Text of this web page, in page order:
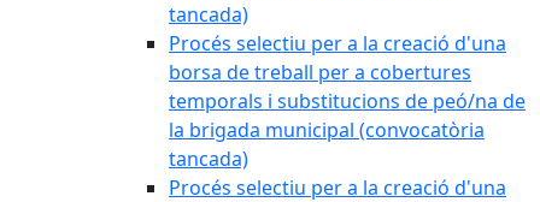
tancada)
Procés selectiu per a la creació d'una
borsa de treball per a cobertures
temporals i substitucions de peó/na de
la brigada municipal (convocatòria
tancada)
Procés selectiu per a la creació d'una